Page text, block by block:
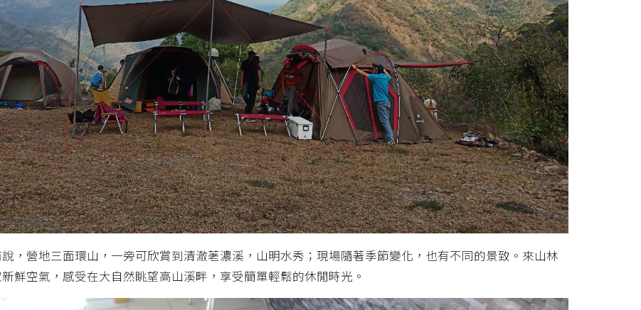
，營地三面環山，一旁可欣賞到清澈荖濃溪，山明水秀；現場隨著季節變化，也有不同的景致。來山林
鮮空氣，感受在大自然眺望高山溪畔，享受簡單輕鬆的休閒時光。